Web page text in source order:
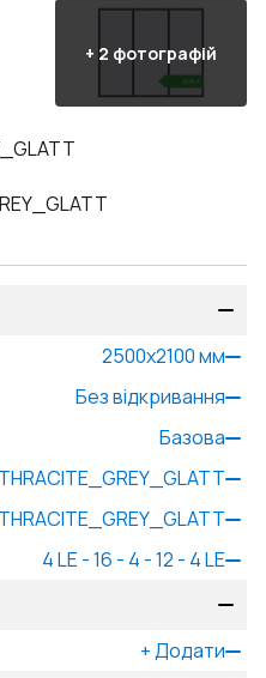
+ 2 фотографій
2500x2100мм
Без відкривання
Базова
4 LE - 16 - 4 - 12 - 4 LE
+Додати